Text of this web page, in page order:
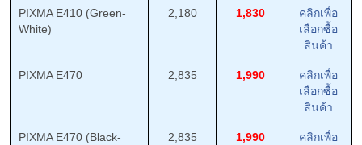
PIXMA E410 (Green-
White)
2,180 1,830
คลิกเพื่อ
เลือกซื้อ
สินค้า
PIXMA E470 2,835 1,990
คลิกเพื่อ
เลือกซื้อ
สินค้า
PIXMA E470 (Black-
2,835 1,990
คลิกเพื่อ